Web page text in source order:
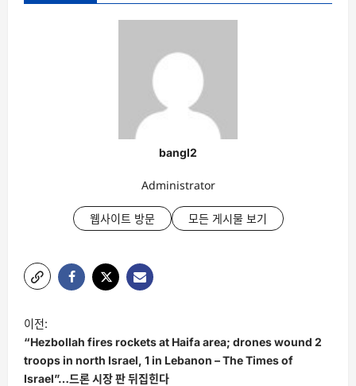
bangl2
Administrator
웹사이트 방문 모든 게시물 보기
글
탐
색
이전:
“Hezbollah fires rockets at Haifa area; drones wound 2
troops in north Israel, 1 in Lebanon – The Times of
Israel”…드론 시장 판 뒤집힌다